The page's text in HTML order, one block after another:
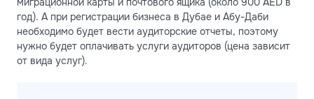
год). А при регистрации бизнеса в Дубае и Абу-Даби
необходимо будет вести аудиторские отчеты, поэтому
нужно будет оплачивать услуги аудиторов (цена зависит
от вида услуг).